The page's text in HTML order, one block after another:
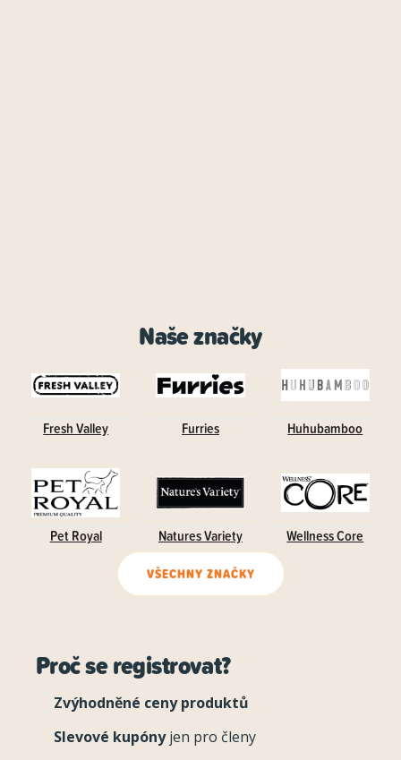
Naše značky
Fresh Valley Furries Huhubamboo
Pet Royal Natures Variety Wellness Core
VŠECHNY ZNAČKY
Proč se registrovat?
Zvýhodněné ceny produktů
Slevové kupónyjen pro členy